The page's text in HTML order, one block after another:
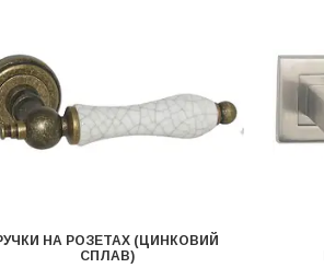
НА РОЗЕТАХ (ЦИНКОВИЙ
СПЛАВ)